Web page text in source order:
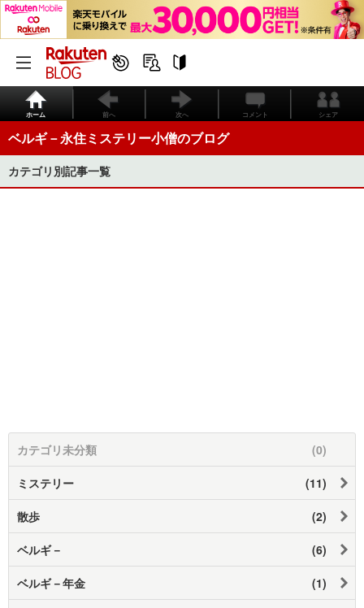
ホーム 前へ 次へ コメント シェア
ベルギ－永住ミステリー小僧のブログ
カテゴリ別記事一覧
カテゴリ未分類 (0)
ミステリー (11)
散歩 (2)
ベルギ－ (6)
ベルギ－年金 (1)